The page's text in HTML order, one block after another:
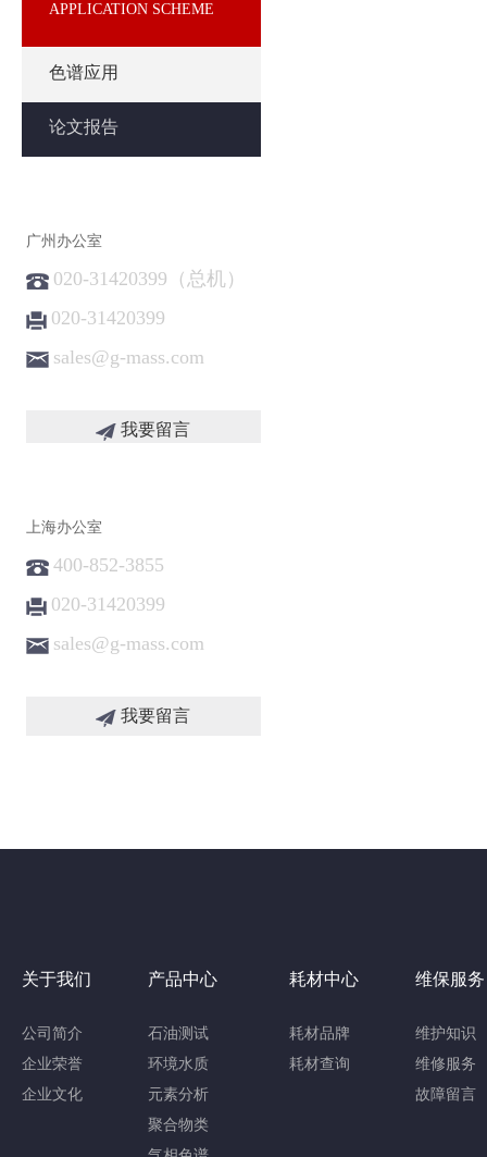
APPLICATION SCHEME
色谱应用
论文报告
广州办公室
020-31420399（总机）
020-31420399
sales@g-mass.com
我要留言
上海办公室
400-852-3855
020-31420399
sales@g-mass.com
我要留言
关于我们
公司简介
企业荣誉
企业文化
产品中心
石油测试
环境水质
元素分析
聚合物类
耗材中心
耗材品牌
耗材查询
维保服务
维护知识
维修服务
故障留言